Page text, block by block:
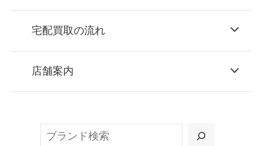
宅配買取の流れ
お申込み
店舗案内